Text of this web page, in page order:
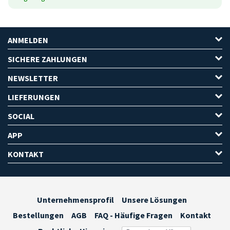
ANMELDEN
SICHERE ZAHLUNGEN
NEWSLETTER
LIEFERUNGEN
SOCIAL
APP
KONTAKT
Unternehmensprofil
Unsere Lösungen
Bestellungen
AGB FAQ - Häufige Fragen
Kontakt